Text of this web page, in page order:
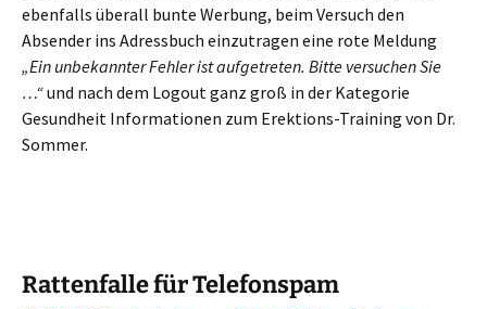
ebenfalls überall bunte Werbung, beim Versuch den
Absender ins Adressbuch einzutragen eine rote Meldung
„Ein unbekannter Fehler ist aufgetreten. Bitte versuchen Sie
…“und nach dem Logout ganz groß in der Kategorie
Gesundheit Informationen zum Erektions-Training von Dr.
Sommer.
Rattenfalle für Telefonspam